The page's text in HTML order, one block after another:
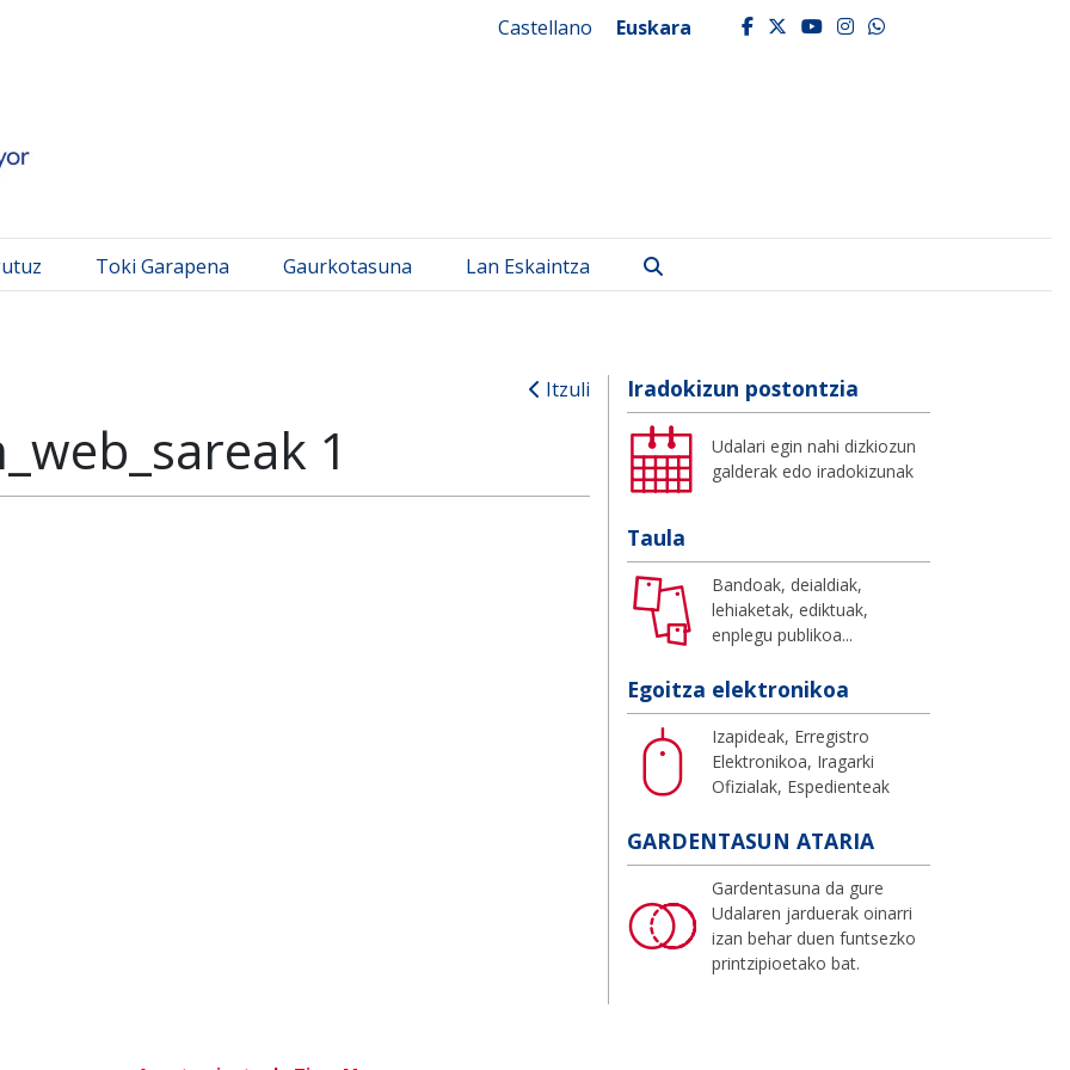
Castellano Euskara facebook
twitter
youtube
instagram
whatsapp
Toki Garapena Gaurkotasuna Lan Eskaintza
Itzuli
1
Iradokizun postontzia
Udalari egin nahi dizkiozun
galderak edo iradokizunak
Taula
Bandoak, deialdiak,
lehiaketak, ediktuak,
enplegu publikoa...
Egoitza elektronikoa
Izapideak, Erregistro
Elektronikoa, Iragarki
Ofizialak, Espedienteak
GARDENTASUN ATARIA
Gardentasuna da gure
Udalaren jarduerak oinarri
izan behar duen funtsezko
printzipioetako bat.